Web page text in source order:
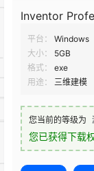
Inventor
平台：
Windows
大小：
5GB
格式：
exe
用途：
三维建模
您当前的等级为
您已获得下载